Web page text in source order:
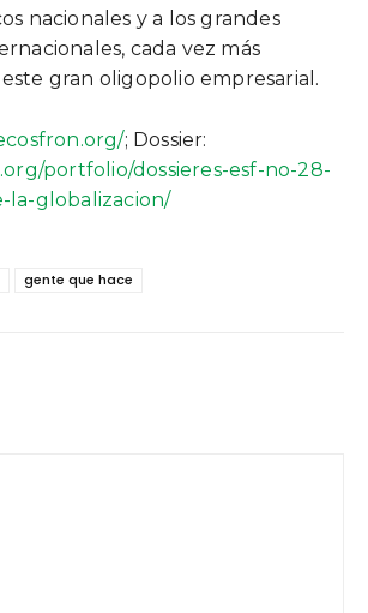
nacionales y a los grandes
cada vez más
gran oligopolio empresarial.
; Dossier:
portfolio/dossieres-esf-no-28-
la-globalizacion/
gente que hace